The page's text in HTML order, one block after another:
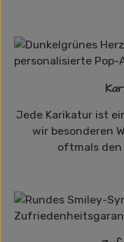
Jede Karikatur ist
wir besonderen
oftmals den